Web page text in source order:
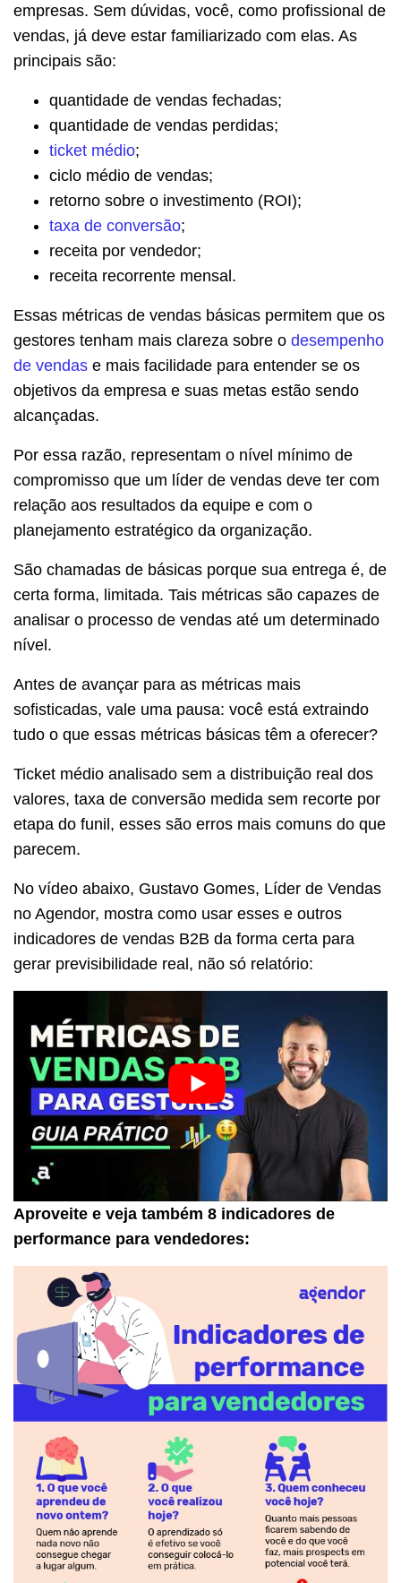
empresas. Sem dúvidas, você, como profissional de
vendas, já deve estar familiarizado com elas. As
principais são:
quantidade de vendas fechadas;
quantidade de vendas perdidas;
ticket médio;
ciclo médio de vendas;
retorno sobre o investimento (ROI);
taxa de conversão;
receita por vendedor;
receita recorrente mensal.
Essas métricas de vendas básicas permitem que os
gestores tenham mais clareza sobre o desempenho
de vendas e mais facilidade para entender se os
objetivos da empresa e suas metas estão sendo
alcançadas.
Por essa razão, representam o nível mínimo de
compromisso que um líder de vendas deve ter com
relação aos resultados da equipe e com o
planejamento estratégico da organização.
São chamadas de básicas porque sua entrega é, de
certa forma, limitada. Tais métricas são capazes de
analisar o processo de vendas até um determinado
nível.
Antes de avançar para as métricas mais
sofisticadas, vale uma pausa: você está extraindo
tudo o que essas métricas básicas têm a oferecer?
Ticket médio analisado sem a distribuição real dos
valores, taxa de conversão medida sem recorte por
etapa do funil, esses são erros mais comuns do que
parecem.
No vídeo abaixo, Gustavo Gomes, Líder de Vendas
no Agendor, mostra como usar esses e outros
indicadores de vendas B2B da forma certa para
gerar previsibilidade real, não só relatório:
Aproveite e veja também 8 indicadores de
performance para vendedores: